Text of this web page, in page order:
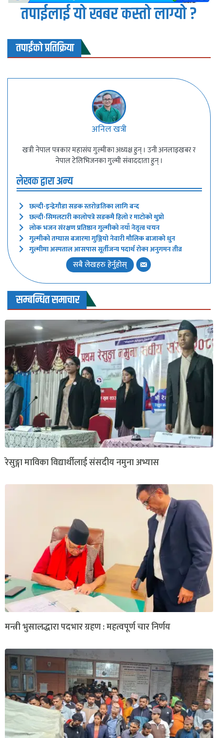
तपाईलाई यो खबर कस्तो लाग्यो ?
तपाईंको प्रतिक्रिया
अनिल खत्री
खत्री नेपाल पत्रकार महासंघ गुल्मीका अध्यक्ष हुन् । उनी अनलाइखबर र
नेपाल टेलिभिजनका गुल्मी संवाददाता हुन् ।
लेखक द्वारा अन्य
छल्दी-इन्द्रेगौडा सडक स्तरोन्नतिका लागि बन्द
छल्दी-सिमलटारी कालोपत्रे सडकमै हिलो र माटोको थुप्रो
लोक भजन संरक्षण प्रतिष्ठान गुल्मीको नयाँ नेतृत्व चयन
गुल्मीको तम्घास बजारमा गुञ्जियो नेवारी मौलिक बाजाको धुन
गुल्मीमा अस्पताल आसपास सूर्तीजन्य पदार्थ रोक्न अनुगमन तीव्र
सबै लेखहरु हेर्नुहोस्
सम्बन्धित समाचार
रेसुङ्गा माविका विद्यार्थीलाई संसदीय नमुना अभ्यास
मन्त्री भुसालद्धारा पदभार ग्रहण : महत्वपूर्ण चार निर्णय